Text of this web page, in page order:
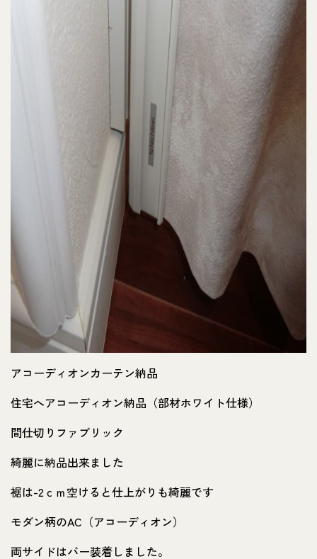
アコーディオンカーテン納品
住宅へアコーディオン納品（部材ホワイト仕様）
間仕切りファブリック
綺麗に納品出来ました
裾は-2ｃｍ空けると仕上がりも綺麗です
モダン柄のAC（アコーディオン）
両サイドはバー装着しました。